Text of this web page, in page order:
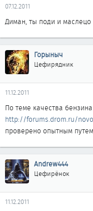
07.12.2011
Диман, ты поди и
Горыныч
Цефирядник
11.12.2011
По теме качества
http://forums.drom.ru/
проверено опытным
Andrew444
Цефирёнок
11.12.2011